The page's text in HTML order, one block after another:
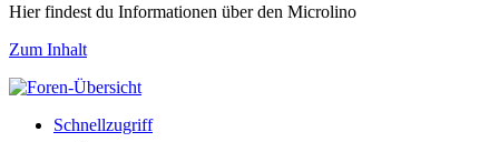
Hier findest du Informationen über den Microlino
Zum Inhalt
Schnellzugriff